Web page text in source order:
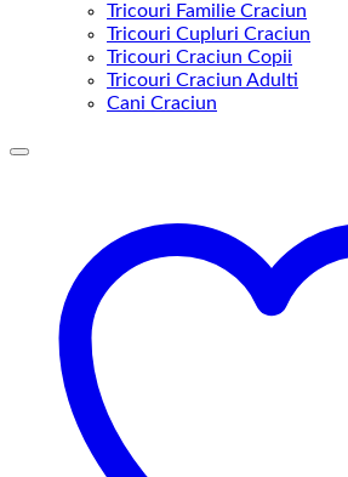
Tricouri Familie Craciun
Tricouri Cupluri Craciun
Tricouri Craciun Copii
Tricouri Craciun Adulti
Cani Craciun